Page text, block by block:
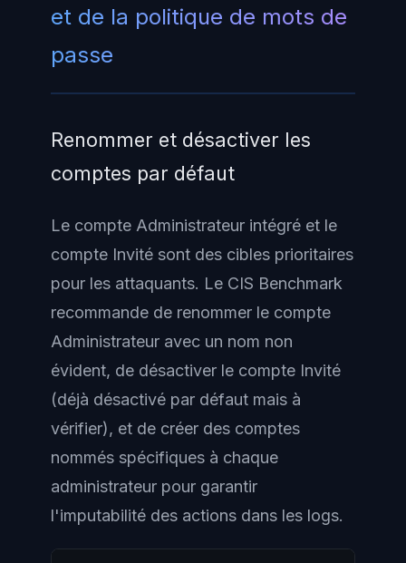
et de la politique de mots de
passe
Renommer et désactiver les
comptes par défaut
Le compte Administrateur intégré et le
compte Invité sont des cibles prioritaires
pour les attaquants. Le CIS Benchmark
recommande de renommer le compte
Administrateur avec un nom non
évident, de désactiver le compte Invité
(déjà désactivé par défaut mais à
vérifier), et de créer des comptes
nommés spécifiques à chaque
administrateur pour garantir
l'imputabilité des actions dans les logs.